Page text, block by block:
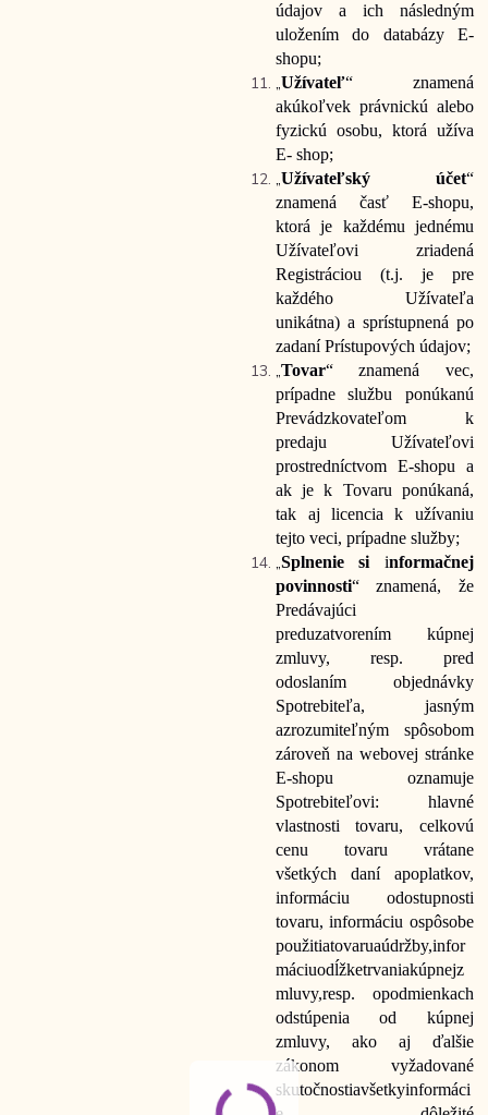
údajov a ich následným
uložením do databázy E-
shopu;
„Užívateľ“ znamená
akúkoľvek právnickú alebo
fyzickú osobu, ktorá užíva
E-shop;
„Užívateľský účet“
znamená časť E-shopu,
ktorá je každému jednému
Užívateľovi zriadená
Registráciou (t.j. je pre
každého Užívateľa
unikátna) a sprístupnená po
zadaní Prístupových údajov;
„Tovar“ znamená vec,
prípadne službu ponúkanú
Prevádzkovateľom k
predaju Užívateľovi
prostredníctvom E-shopu a
ak je k Tovaru ponúkaná,
tak aj licencia k užívaniu
tejto veci, prípadne služby;
„Splnenie si informačnej
povinnosti“ znamená, že
Predávajúci
preduzatvorením kúpnej
zmluvy, resp. pred
odoslaním objednávky
Spotrebiteľa, jasným
azrozumiteľným spôsobom
zároveň na webovej stránke
E-shopu oznamuje
Spotrebiteľovi: hlavné
vlastnosti tovaru, celkovú
cenu tovaru vrátane
všetkých daní apoplatkov,
informáciu odostupnosti
tovaru, informáciu ospôsobe
použitiatovaruaúdržby,infor
máciuodĺžketrvaniakúpnejz
mluvy,resp. opodmienkach
odstúpenia od kúpnej
zmluvy, ako aj ďalšie
zákonom vyžadované
skutočnostiavšetkyinformáci